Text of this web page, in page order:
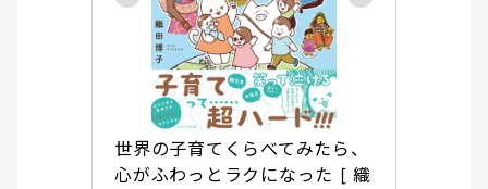
世界の子育てくらべてみたら、
心がふわっとラクになった [ 織